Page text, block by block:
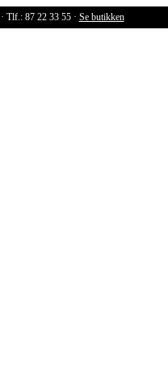
Tlf.: 87 22 33 55 · Se butikken